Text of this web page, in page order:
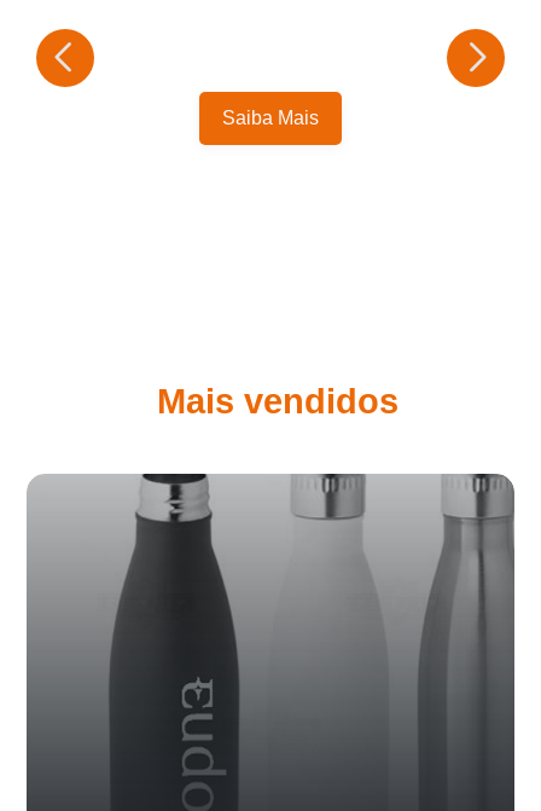
Saiba Mais
Mais vendidos